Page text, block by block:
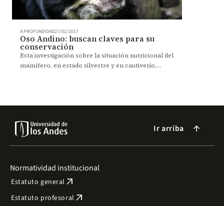
A PROFUNDIDAD27/02/2017
Oso Andino: buscan claves para su
conservación
Esta investigación sobre la situación nutricional del
mamífero, en estado silvestre y en cautiverio,
Ir arriba arrow_forward
Normatividad institucional
Estatuto general arrow_outward
Estatuto profesoral arrow_outward